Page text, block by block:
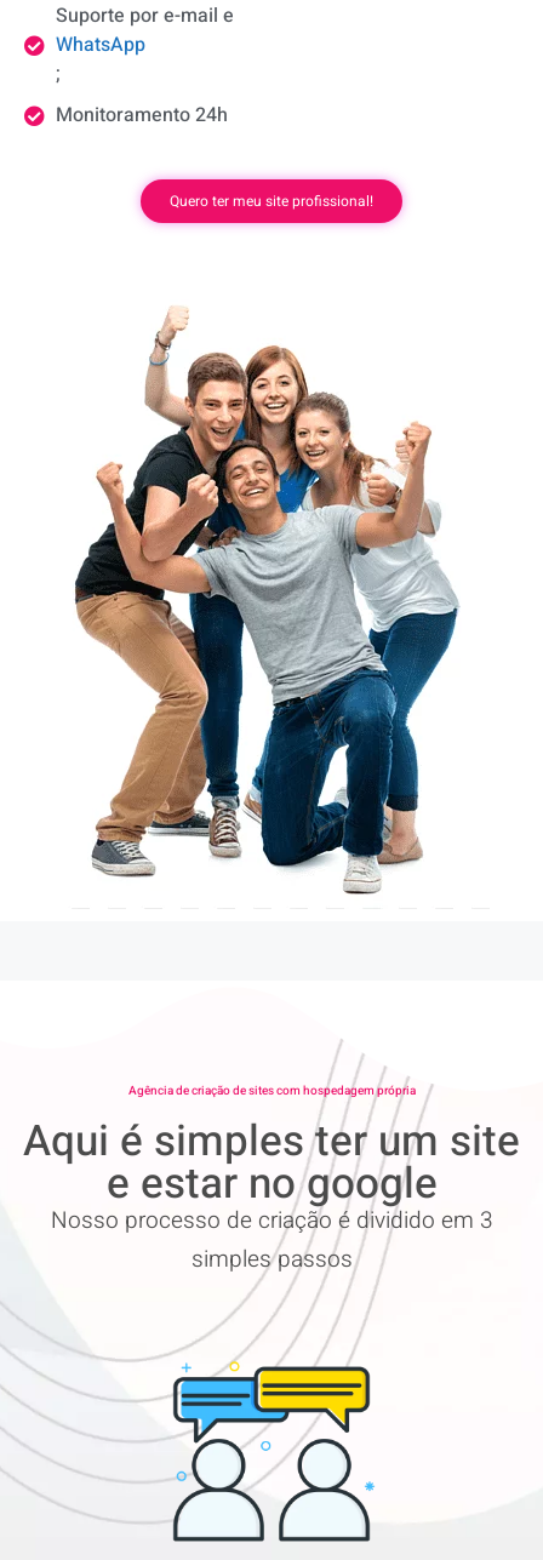
Suporte por e-mail e
WhatsApp
;
Monitoramento 24h
Quero ter meu site profissional!
Agência de criação de sites com hospedagem própria
Aqui é simples ter um site
e estar no google
Nosso processo de criação é dividido em 3
simples passos